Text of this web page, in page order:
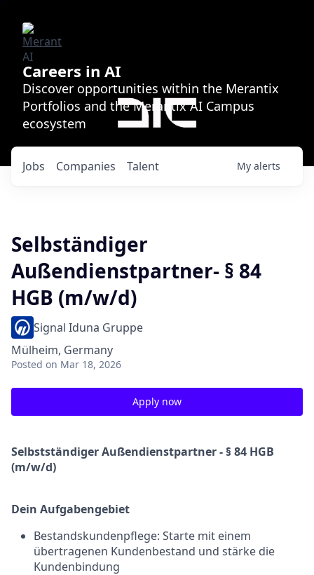
Careers in AI
Discover opportunities within the Merantix
Portfolios and the Merantix AI Campus
ecosystem
Jobs Companies Talent My alerts
Selbständiger
Außendienstpartner- § 84
HGB (m/w/d)
Signal Iduna Gruppe
Mülheim, Germany
Posted on Mar 18, 2026
Apply now
Selbstständiger Außendienstpartner - § 84 HGB
(m/w/d)
Dein Aufgabengebiet
Bestandskundenpflege: Starte mit einem
übertragenen Kundenbestand und stärke die
Kundenbindung